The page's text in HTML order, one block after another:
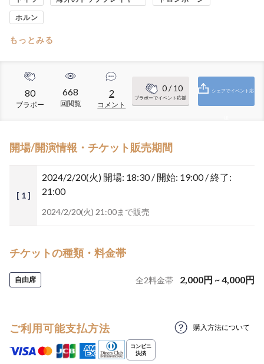
ホルン
もっとみる
80
ブラボー
668
回閲覧
2
コメント
0/ 10
ブラボーでイベント応援
シェアでイベント応
開場/開演情報・チケット販売期間
[ 1 ]
2024/2/20(火) 開場: 18:30 / 開始: 19:00 / 終了:
21:00
2024/2/20(火) 21:00まで販売
チケットの種類・料金帯
自由席 全2料金帯 2,000円 ~4,000円
ご利用可能支払方法 購入方法について